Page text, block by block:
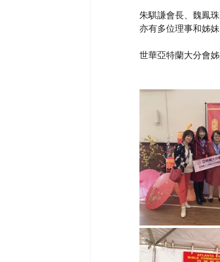
朱騏謙會長、魏鳳
亦有多位理事和姊
世華亞特蘭大分會